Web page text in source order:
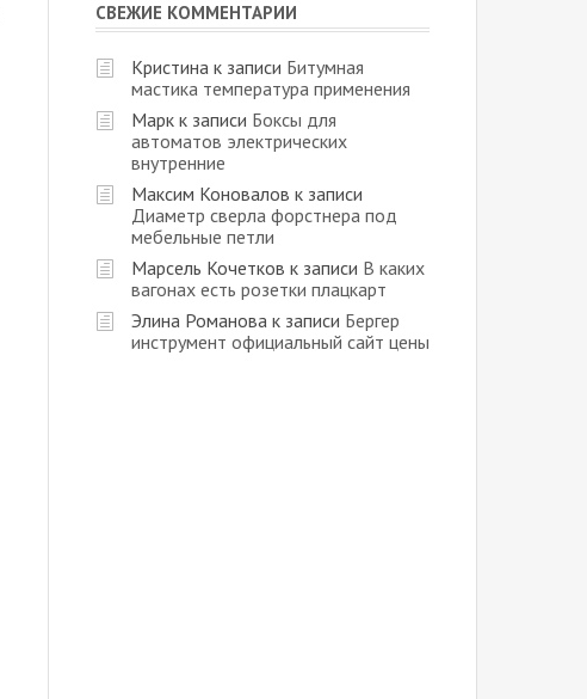
СВЕЖИЕ КОММЕНТАРИИ
Кристина к записи Битумная
мастика температура применения
Марк к записи Боксы для
автоматов электрических
внутренние
Максим Коновалов к записи
Диаметр сверла форстнера под
мебельные петли
Марсель Кочетков к записи В каких
вагонах есть розетки плацкарт
Элина Романова к записи Бергер
инструмент официальный сайт цены